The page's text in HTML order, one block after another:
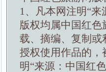
1、凡本网注明“
版权均属中国红
载、摘编、复制或
授权使用作品的，
明“来源：中国红